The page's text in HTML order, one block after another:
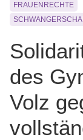
FRAUENRECHTE
des
Volz